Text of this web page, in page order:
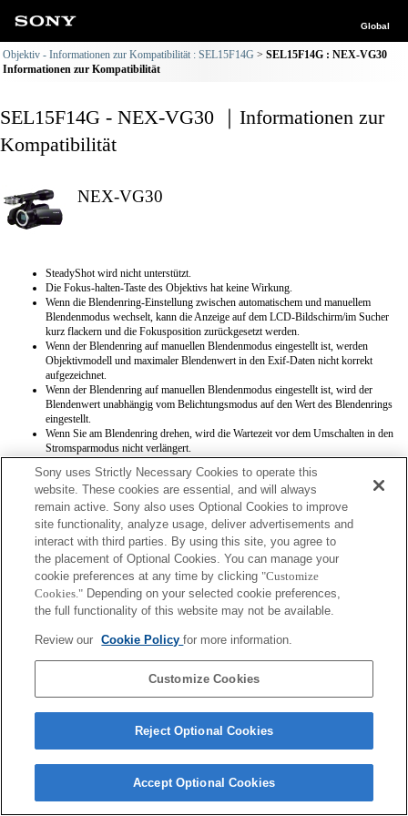
Global
Objektiv - Informationen zur Kompatibilität : SEL15F14G
SEL15F14G : NEX-VG30
Informationen zur Kompatibilität
SEL15F14G - NEX-VG30 ｜Informationen zur
Kompatibilität
NEX-VG30
SteadyShot wird nicht unterstützt.
Die Fokus-halten-Taste des Objektivs hat keine Wirkung.
Wenn die Blendenring-Einstellung zwischen automatischem und manuellem
Blendenmodus wechselt, kann die Anzeige auf dem LCD-Bildschirm/im Sucher
kurz flackern und die Fokusposition zurückgesetzt werden.
Wenn der Blendenring auf manuellen Blendenmodus eingestellt ist, werden
Objektivmodell und maximaler Blendenwert in den Exif-Daten nicht korrekt
aufgezeichnet.
Wenn der Blendenring auf manuellen Blendenmodus eingestellt ist, wird der
Blendenwert unabhängig vom Belichtungsmodus auf den Wert des Blendenrings
eingestellt.
Wenn Sie am Blendenring drehen, wird die Wartezeit vor dem Umschalten in den
Stromsparmodus nicht verlängert.
Terms of Use
Copyright 2026 Sony Corporation
Sony uses Strictly Necessary Cookies to operate this
website. These cookies are essential, and will always
remain active. Sony also uses Optional Cookies to improve
site functionality, analyze usage, deliver advertisements and
interact with third parties. By using this site, you agree to
the placement of Optional Cookies. You can manage your
cookie preferences at any time by clicking "Customize
Cookies." Depending on your selected cookie preferences,
the full functionality of this website may not be available.
Review our Cookie Policyfor more information.
Customize Cookies
Reject Optional Cookies
Accept Optional Cookies